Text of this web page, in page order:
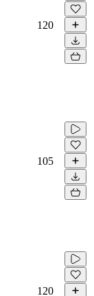
120
105
120